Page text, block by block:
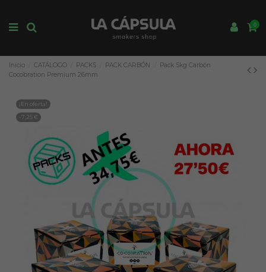
0
Inicio CATÁLOGO PACKS PACK CARBÓN
Pack 5kg Carbón
Cocobration Premium 26mm
¡En oferta!
-7,25 €